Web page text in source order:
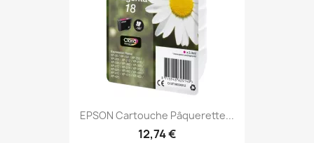
EPSON Cartouche Pâquerette...
12,74 €